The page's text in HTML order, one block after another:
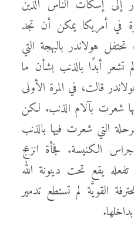
إسكات الناس الذين
في أمريكا يمكن أن تجد
تحتفل هولاندر بالبهجة التي
لم تشعر أبدًا بالذنب بشأن ما
قالت، في المرة الأولى
شعرت بآلام الذنب. لكن
التي شعرت فيها بالذنب
الكنيسة. فجأة انزعج
يقع تحت دينونة الله
القويَّة لم تستطع تدمير